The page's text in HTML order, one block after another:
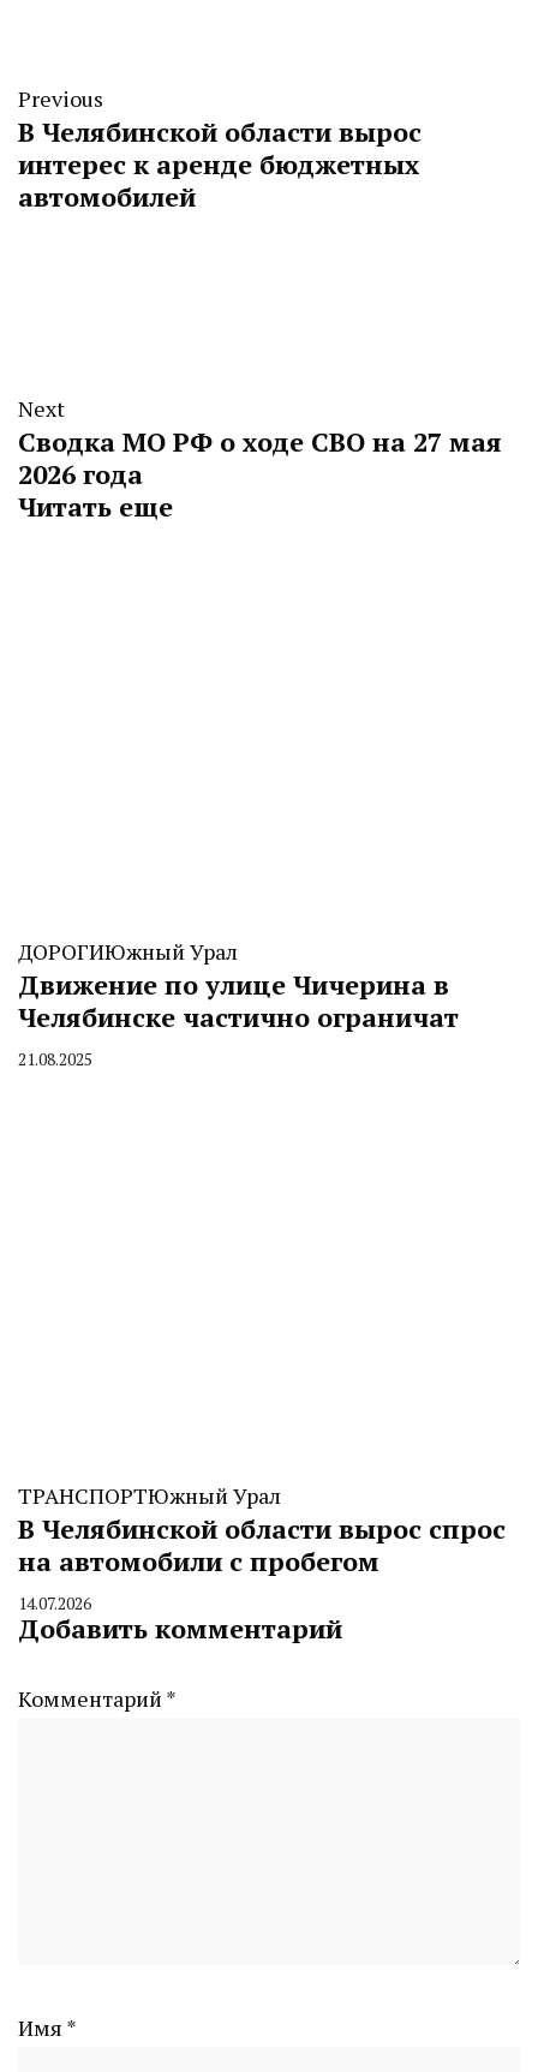
Previous
В Челябинской области вырос
интерес к аренде бюджетных
автомобилей
Next
Сводка МО РФ о ходе СВО на 27 мая
2026 года
Читать еще
ДОРОГИЮжный Урал
Движение по улице Чичерина в
Челябинске частично ограничат
By
21.08.2025
ТРАНСПОРТЮжный Урал
В Челябинской области вырос спрос
на автомобили с пробегом
By
CHELINDUSTRY
14.07.2026
Добавить комментарий
Комментарий *
Имя *